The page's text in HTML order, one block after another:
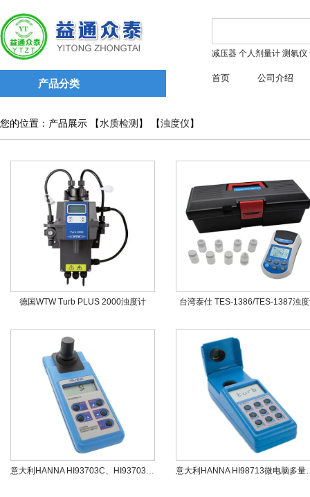
产品分类
减压器 个人剂量计 测氡仪
首页 公司介绍
您的位置：产品展示 【水质检测 】 【浊度仪 】
德国WTW Turb PLUS 2000浊度计 台湾泰仕 TES-1386/TES-1387浊
意大利HANNA HI93703C、HI93703-11微电脑浊度测定仪 意大利